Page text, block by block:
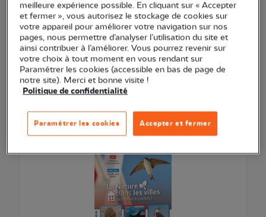
6,00 €
Voir l'article Ajouter au
meilleure expérience possible. En cliquant sur « Accepter
et fermer », vous autorisez le stockage de cookies sur
votre appareil pour améliorer votre navigation sur nos
pages, nous permettre d’analyser l’utilisation du site et
ainsi contribuer à l’améliorer. Vous pourrez revenir sur
votre choix à tout moment en vous rendant sur
Paramétrer les cookies (accessible en bas de page de
notre site). Merci et bonne visite !
Politique de confidentialité
Accepter et fermer
Paramétrer les cookies